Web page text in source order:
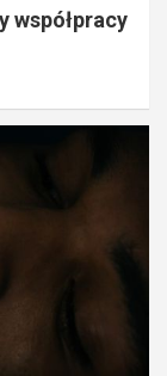
współpracy